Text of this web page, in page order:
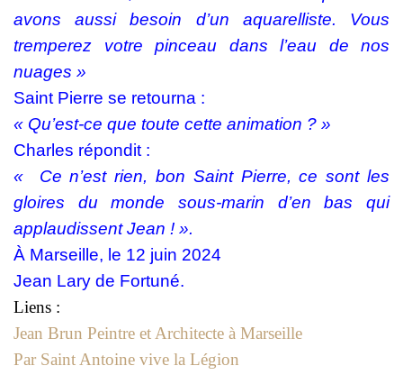
avons aussi besoin d’un aquarelliste. Vous
tremperez votre pinceau dans l’eau de nos
nuages »
Saint Pierre se retourna :
« Qu’est-ce que toute cette animation ? »
Charles répondit :
« Ce n’est rien, bon Saint Pierre, ce sont les
gloires du monde sous-marin d’en bas qui
applaudissent Jean ! ».
À Marseille, le 12 juin 2024
Jean Lary de Fortuné.
Liens :
Jean Brun Peintre et Architecte à Marseille
Par Saint Antoine vive la Légion